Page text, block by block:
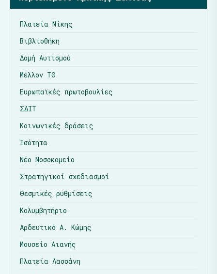
Πλατεία Νίκης
Βιβλιοθήκη
Δομή Αυτισμού
Μέλλον ΤΘ
Ευρωπαϊκές πρωτοβουλίες
ΣΔΙΤ
Κοινωνικές δράσεις
Ισότητα
Νέο Νοσοκομείο
Στρατηγικοί σχεδιασμοί
Θεσμικές ρυθμίσεις
Κολυμβητήριο
Αρδευτικό Α. Κώμης
Μουσείο Αιανής
Πλατεία Λασσάνη